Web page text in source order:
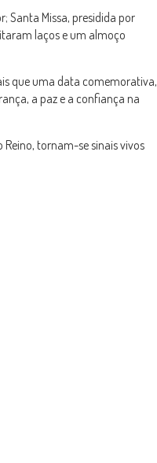
Santa Missa, presidida por
laços e um almoço
que uma data comemorativa,
a paz e a confiança na
tornam-se sinais vivos